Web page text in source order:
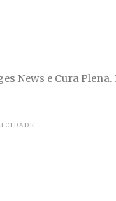
News e Cura